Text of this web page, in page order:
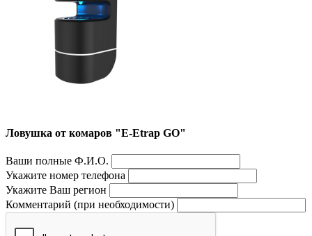
Ловушка от комаров "E-Etrap GO"
Ваши полные Ф.И.О.
Укажите номер телефона
Укажите Ваш регион
Комментарий (при необходимости)